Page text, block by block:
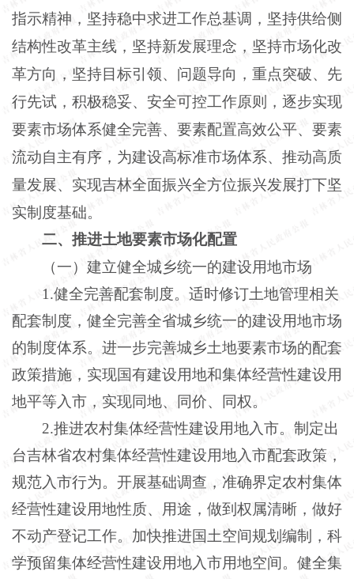
指示精神，坚持稳中求进工作总基调，坚持供给侧
结构性改革主线，坚持新发展理念，坚持市场化改
革方向，坚持目标引领、问题导向，重点突破、先
行先试，积极稳妥、安全可控工作原则，逐步实现
要素市场体系健全完善、要素配置高效公平、要素
流动自主有序，为建设高标准市场体系、推动高质
量发展、实现吉林全面振兴全方位振兴发展打下坚
实制度基础。
二、推进土地要素市场化配置
（一）建立健全城乡统一的建设用地市场
1.健全完善配套制度。适时修订土地管理相关
配套制度，健全完善全省城乡统一的建设用地市场
的制度体系。进一步完善城乡土地要素市场的配套
政策措施，实现国有建设用地和集体经营性建设用
地平等入市，实现同地、同价、同权。
2.推进农村集体经营性建设用地入市。制定出
台吉林省农村集体经营性建设用地入市配套政策，
规范入市行为。开展基础调查，准确界定农村集体
经营性建设用地性质、用途，做到权属清晰，做好
不动产登记工作。加快推进国土空间规划编制，科
学预留集体经营性建设用地入市用地空间。健全集